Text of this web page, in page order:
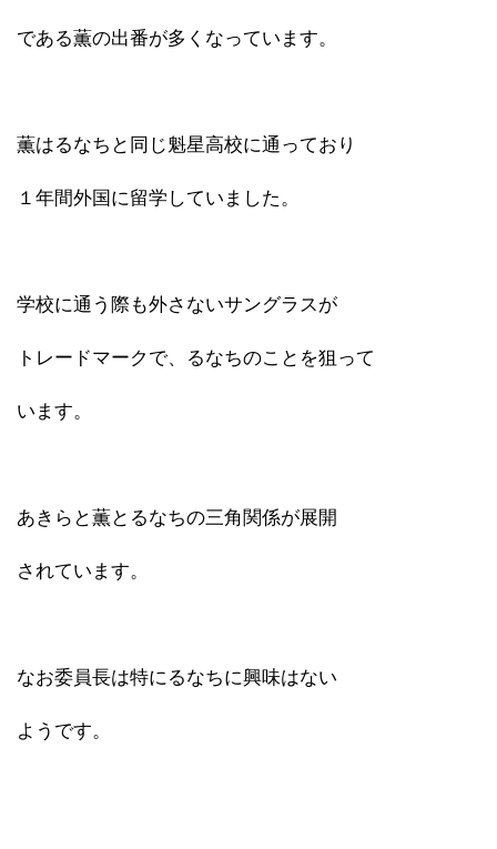
である薫の出番が多くなっています。
薫はるなちと同じ魁星高校に通っており
１年間外国に留学していました。
学校に通う際も外さないサングラスが
トレードマークで、るなちのことを狙って
います。
あきらと薫とるなちの三角関係が展開
されています。
なお委員長は特にるなちに興味はない
ようです。